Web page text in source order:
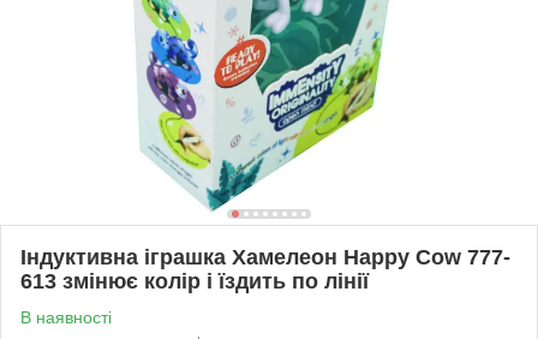
Індуктивна іграшка Хамелеон Happy Cow 777-
613 змінює колір і їздить по лінії
В наявності